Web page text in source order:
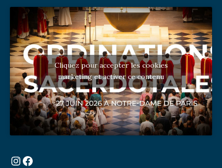
Cliquez pour accepter les cookies
marketing et activer ce contenu
Instagram
Facebook